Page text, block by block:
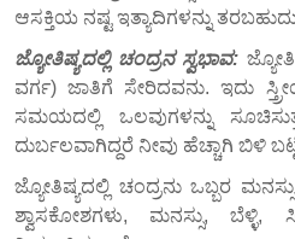
ಆಸಕ್ತಿಯ ನಷ್ಟ ಇತ್ಯಾದಿಗಳನ್ನು
ಜ್ಯೋತಿಷ್ಯದಲ್ಲಿ ಚಂದ್ರನ ಸ್ವಭಾವ:
ವರ್ಗ) ಜಾತಿಗೆ ಸೇರಿದವನು. ಇದು
ಸಮಯದಲ್ಲಿ ಒಲವುಗಳನ್ನು
ದುರ್ಬಲವಾಗಿದ್ದರೆ ನೀವು ಹೆಚ್ಚಾಗಿ ಬಿಳಿ
ಜ್ಯೋತಿಷ್ಯದಲ್ಲಿ ಚಂದ್ರನು ಒಬ್ಬರ
ಶ್ವಾಸಕೋಶಗಳು, ಮನಸ್ಸು,